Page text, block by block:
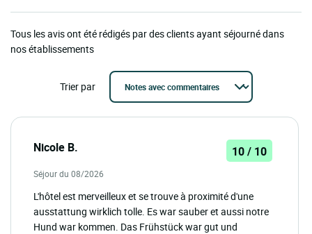
Tous les avis ont été rédigés par des clients ayant séjourné dans
nos établissements
Trier par
Nicole B. 10 / 10
Séjour du 08/2026
L'hôtel est merveilleux et se trouve à proximité d'une
ausstattung wirklich tolle. Es war sauber et aussi notre
Hund war kommen. Das Frühstück war gut und